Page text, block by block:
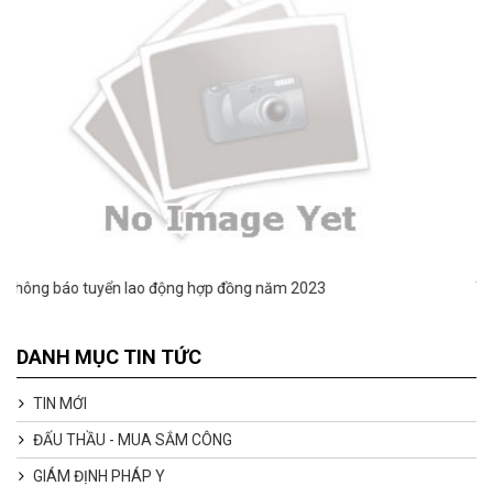
Thông báo tuyển lao động hợp đồng năm 2023
DANH MỤC TIN TỨC
TIN MỚI
ĐẤU THẦU - MUA SẮM CÔNG
GIÁM ĐỊNH PHÁP Y